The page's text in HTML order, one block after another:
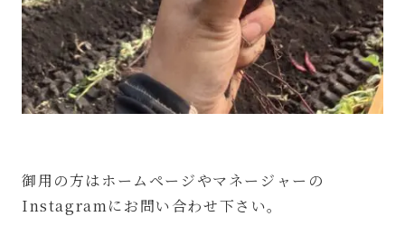
御用の方はホームページやマネージャーの
Instagramにお問い合わせ下さい。